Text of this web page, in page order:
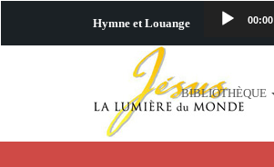
Hymne et Louange 00:00
BIBLIOTHÈQUE